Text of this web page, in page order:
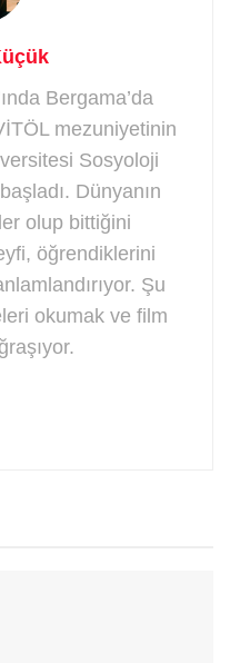
Bergama’da
mezuniyetinin
Sosyoloji
Dünyanın
olup bittiğini
öğrendiklerini
Şu
okumak ve film